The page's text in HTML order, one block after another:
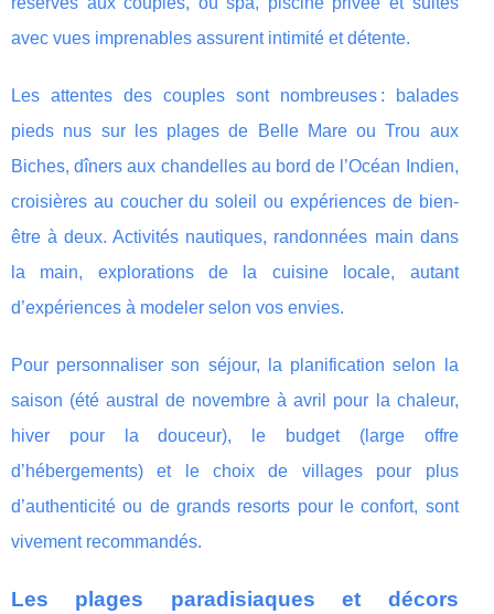
avec vues imprenables assurent intimité et détente.
Les attentes des couples sont nombreuses : balades
pieds nus sur les plages de Belle Mare ou Trou aux
Biches, dîners aux chandelles au bord de l’Océan Indien,
croisières au coucher du soleil ou expériences de bien-
être à deux. Activités nautiques, randonnées main dans
la main, explorations de la cuisine locale, autant
d’expériences à modeler selon vos envies.
Pour personnaliser son séjour, la planification selon la
saison (été austral de novembre à avril pour la chaleur,
hiver pour la douceur), le budget (large offre
d’hébergements) et le choix de villages pour plus
d’authenticité ou de grands resorts pour le confort, sont
vivement recommandés.
Les plages paradisiaques et décors